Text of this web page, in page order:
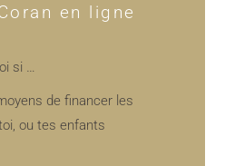
en ligne
si …
de financer les
ou tes enfants